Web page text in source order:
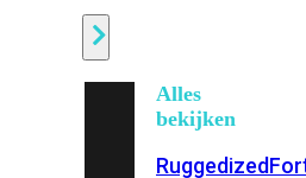
Alles
bekijken
Ruggedized